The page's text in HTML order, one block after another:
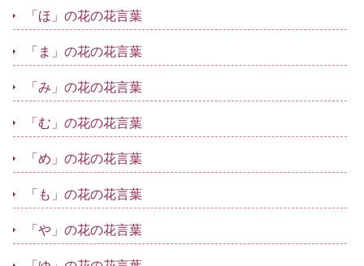
「ほ」の花の花言葉
「ま」の花の花言葉
「み」の花の花言葉
「む」の花の花言葉
「め」の花の花言葉
「も」の花の花言葉
「や」の花の花言葉